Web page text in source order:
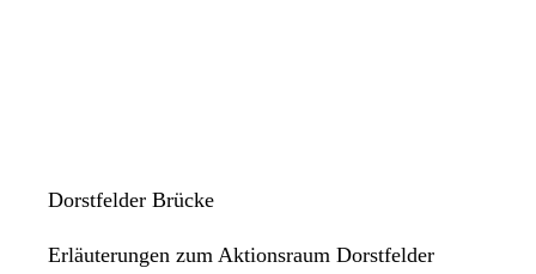
Dorstfelder Brücke
Erläuterungen zum Aktionsraum Dorstfelder